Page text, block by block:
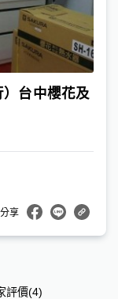
台中櫻花及
分享
評價(4)